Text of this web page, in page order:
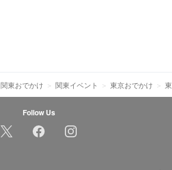
関東おでかけ 関東イベント 東京おでかけ
Follow Us